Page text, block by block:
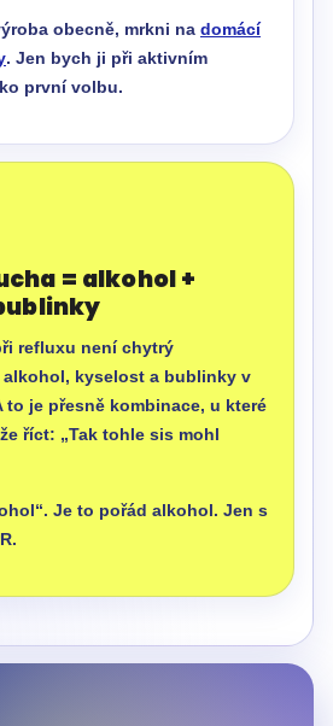
obecně, mrkni na domácí
. Jen bych ji při aktivním
první volbu.
= alkohol +
refluxu není chytrý
alkohol, kyselost a bublinky v
to je přesně kombinace, u které
říct: „Tak tohle sis mohl
Je to pořád alkohol. Jen s